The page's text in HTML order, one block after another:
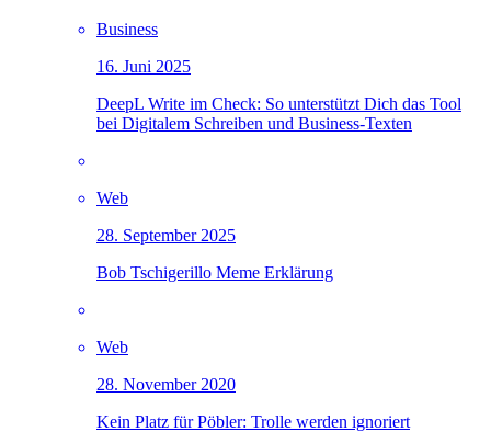
Business
16. Juni 2025
DeepL Write im Check: So unterstützt Dich das Tool
bei Digitalem Schreiben und Business-Texten
Web
28. September 2025
Bob Tschigerillo Meme Erklärung
Web
28. November 2020
Kein Platz für Pöbler: Trolle werden ignoriert